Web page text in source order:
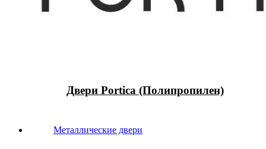
Двери Portica (Полипропилен)
Металлические двери